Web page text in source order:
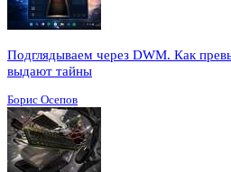
Подглядываем через DWM. Как
выдают тайны
Борис Осепов